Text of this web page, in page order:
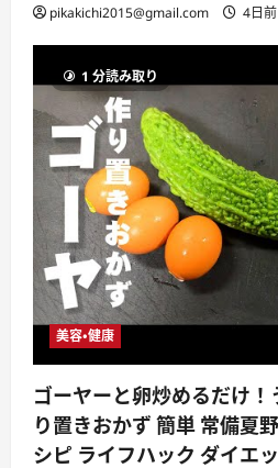
pikakichi2015@gmail.com 4日前
1 分読み取り
美容・健康
ゴーヤーと卵炒めるだけ
り置きおかず 簡単 常備夏
シピ ライフハック ダイエ